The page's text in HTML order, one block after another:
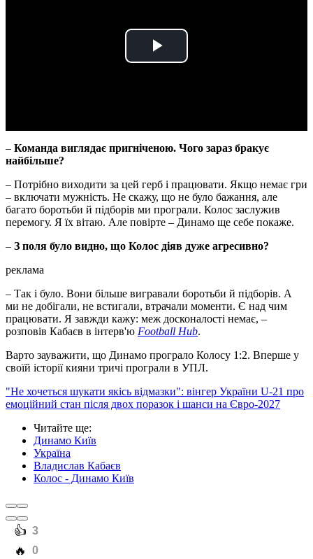
Play
– Команда виглядає пригніченою. Чого зараз бракує
найбільше?
– Потрібно виходити за цей герб і працювати. Якщо немає гри
– включати мужність. Не скажу, що не було бажання, але
багато боротьби й підборів ми програли. Колос заслужив
перемогу. Я їх вітаю. Але повірте – Динамо ще себе покаже.
– З поля було видно, що Колос діяв дуже агресивно?
реклама
– Так і було. Вони більше вигравали боротьби й підборів. А
ми не добігали, не встигали, втрачали моменти. Є над чим
працювати. Я завжди кажу: меж досконалості немає, –
розповів Кабаєв в інтерв'ю Football Hub.
Варто зауважити, що Динамо програло Колосу 1:2. Вперше у
своїй історії кияни тричі програли в УПЛ.
"Не хочеться шукати якісь відмазки": вінгер України U-21 про
емоційний стан після двох поразок і шанси на Євро-2027
Читайте ще:
Динамо Київ
Україна
Владислав Кабаєв
Колос - Динамо Київ
️👍 3
️🔥 0